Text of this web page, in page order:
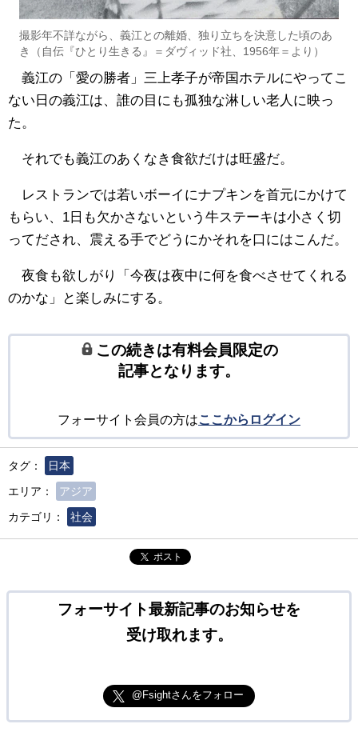
撮影年不詳ながら、義江との離婚、独り立ちを決意した頃のあ
き（自伝『ひとり生きる』＝ダヴィッド社、1956年＝より）
義江の「愛の勝者」三上孝子が帝国ホテルにやってこ
ない日の義江は、誰の目にも孤独な淋しい老人に映っ
た。
それでも義江のあくなき食欲だけは旺盛だ。
レストランでは若いボーイにナプキンを首元にかけて
もらい、1日も欠かさないという牛ステーキは小さく切
ってだされ、震える手でどうにかそれを口にはこんだ。
夜食も欲しがり「今夜は夜中に何を食べさせてくれる
のかな」と楽しみにする。
この続きは有料会員限定の
記事となります。
フォーサイト会員の方はここからログイン
タグ：
日本
エリア：
アジア
カテゴリ：
社会
ポスト
フォーサイト最新記事のお知らせを
受け取れます。
@Fsightさんをフォロー